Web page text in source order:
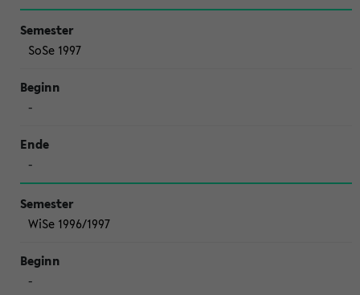
SoSe 1997
-
-
WiSe 1996/1997
-